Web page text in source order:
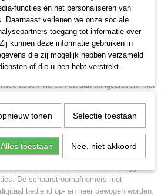
DBS 54 met Wanisch
aan het front en bufferbeplating. Kleur
München Hbf. Model in de uitvoering van
en uitgebreide geluidsfuncties.
hoogvermogens aandrijving met vliegwiel.
assen via een cardan aangedreven. Met
wisselend driepunts frontsein en twee
en 1 zijn digitaal onafhankelijk van elkaar te
cabines die digitaal bediend kan worden,
verlichting in de machinekamer die
met onderhoudsvrije warm-witte
buffercondensator voor het overbruggen
De schaarstroomafnemers met
bediend op- en neer bewogen worden.
functies en het personaliseren van
Daarnaast verlenen we onze sociale
toegang tot informatie over
kunnen deze informatie gebruiken in
die zij mogelijk hebben verzameld
of die u hen hebt verstrekt.
tonen Selectie toestaan
Alles toestaan Nee, niet akkoord